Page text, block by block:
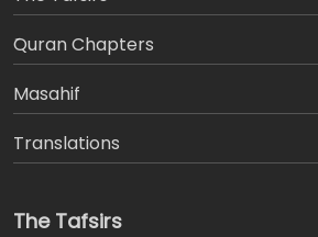
َQuran Chapters
Masahif
Translations
The Tafsirs